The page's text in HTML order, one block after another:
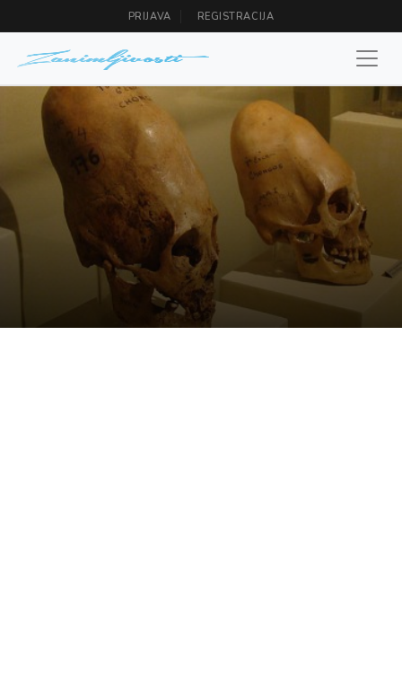
PRIJAVA REGISTRACIJA